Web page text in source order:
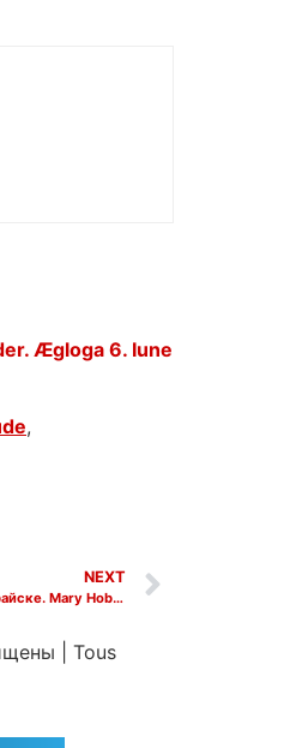
Ægloga 6. Iune
,
NEXT
Английская поэзия. Мэри Хобсон. Ещё одна зима на улице Свободы в Зарайске. Mary Hobson. Another Winter in Zaraisk…
Tous